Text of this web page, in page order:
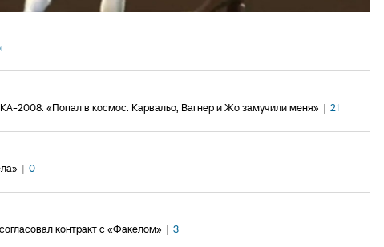
2008: «Попал в космос. Карвальо, Вагнер и Жо замучили меня» | 21
| 0
контракт с «Факелом» | 3